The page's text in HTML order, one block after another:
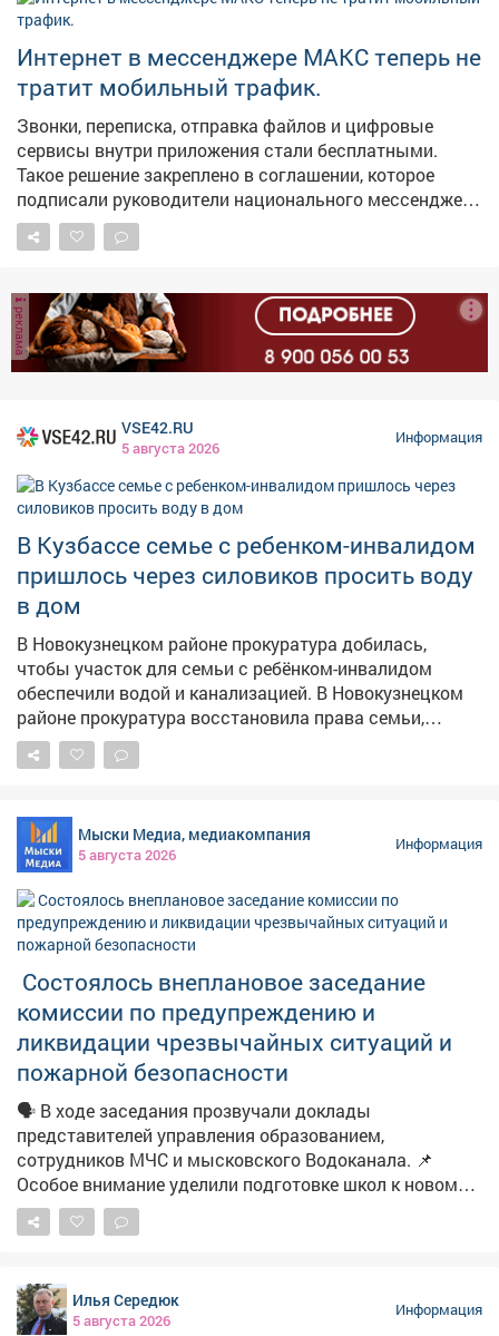
возможностей для самореализации, они могут
активнее включаться в жизнь своих городов и
поселков. Тем самым - связывают свое будущее с
Кузбассом. В следующем году откроем такое же
пространство в Киселевске.
Интернет в мессенджере МАКС теперь не
тратит мобильный трафик.
Звонки, переписка, отправка файлов и цифровые
сервисы внутри приложения стали бесплатными.
Такое решение закреплено в соглашении, которое
подписали руководители национального мессенджера
и крупнейших операторов связи.
реклама
VSE42.RU
5 августа 2026
Информация
В Кузбассе семье с ребенком-инвалидом
пришлось через силовиков просить воду
в дом
В Новокузнецком районе прокуратура добилась,
чтобы участок для семьи с ребёнком-инвалидом
обеспечили водой и канализацией. В Новокузнецком
районе прокуратура восстановила права семьи,
воспитывающей ребёнка с ограниченными
возможностями здоровья. Как сообщает прокуратура
земельный участок под строительство дома, однако
пользоваться им было невозможно – на нём
отсутствовали водоснабжение и водоотведение, без
которых эксплуатация жилья попросту невозможна.
Женщина обратилась в надзорное ведомство. После
проверки прокуратура потребовала устранить
нарушения. В результате к участку подвели
необходимые инженерные коммуникации. Теперь
семья сможет построить дом и жить в нормальных
условиях.
Мыски Медиа, медиакомпания
5 августа 2026
Информация
Состоялось внеплановое заседание
комиссии по предупреждению и
ликвидации чрезвычайных ситуаций и
пожарной безопасности
🗣️ В ходе заседания прозвучали доклады
представителей управления образованием,
сотрудников МЧС и мысковского Водоканала. 📌
Особое внимание уделили подготовке школ к новому
Илья Середюк
5 августа 2026
Информация